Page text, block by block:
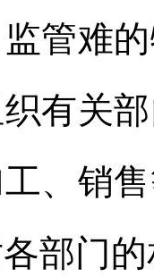
管难
有关
、销
部门